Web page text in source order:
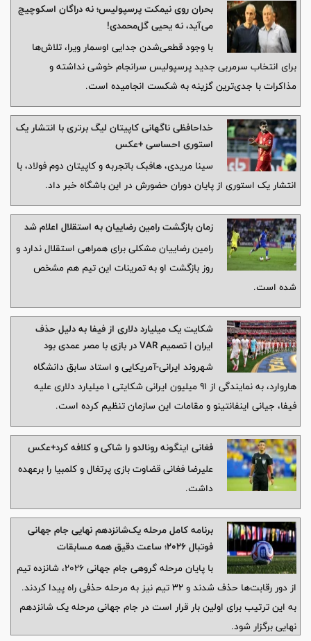
بحران روی نیمکت پرسپولیس؛ نه دراگان اسکوچیچ
می‌آید، نه یحیی گل‌محمدی!
با وجود قطعی‌شدن جدایی اوسمار ویرا، تلاش‌ها
برای انتخاب سرمربی جدید پرسپولیس سرانجام خوشی نداشته و
مذاکرات با جدی‌ترین گزینه به شکست انجامیده است.
خداحافظی ناگهانی کاپیتان لیگ برتری با انتشار یک
استوری احساسی +عکس
سینا مریدی، هافبک باتجربه و کاپیتان دوم فولاد، با
انتشار یک استوری از پایان دوران حضورش در این باشگاه خبر داد.
زمان بازگشت رامین رضاییان به استقلال اعلام شد
رامین رضاییان مشکلی برای همراهی استقلال ندارد و
روز بازگشت او به تمرینات این تیم هم مشخص
شده است.
شکایت یک میلیارد دلاری از فیفا به دلیل حذف
ایران | تصمیم VAR در بازی با مصر عمدی بود
شهروند ایرانی-آمریکایی و استاد سابق دانشگاه
هاروارد، به نمایندگی از ۹۱ میلیون ایرانی شکایتی ۱ میلیارد دلاری علیه
فیفا، جیانی اینفانتینو و مقامات این سازمان تنظیم کرده است.
فغانی اینگونه رونالدو را شاکی و کلافه کرد+عکس
علیرضا فغانی قضاوت بازی پرتغال و کلمبیا را برعهده
داشت.
برنامه کامل مرحله یک‌شانزدهم نهایی جام جهانی
فوتبال ۲۰۲۶؛ ساعت دقیق همه مسابقات
با پایان مرحله گروهی جام جهانی ۲۰۲۶، شانزده تیم
از دور رقابت‌ها حذف شدند و ۳۲ تیم نیز به مرحله حذفی راه پیدا کردند.
به این ترتیب برای اولین بار قرار است در جام جهانی مرحله یک شانزدهم
نهایی برگزار شود.